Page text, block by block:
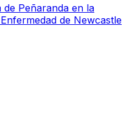
Peñaranda en la
de Newcastle